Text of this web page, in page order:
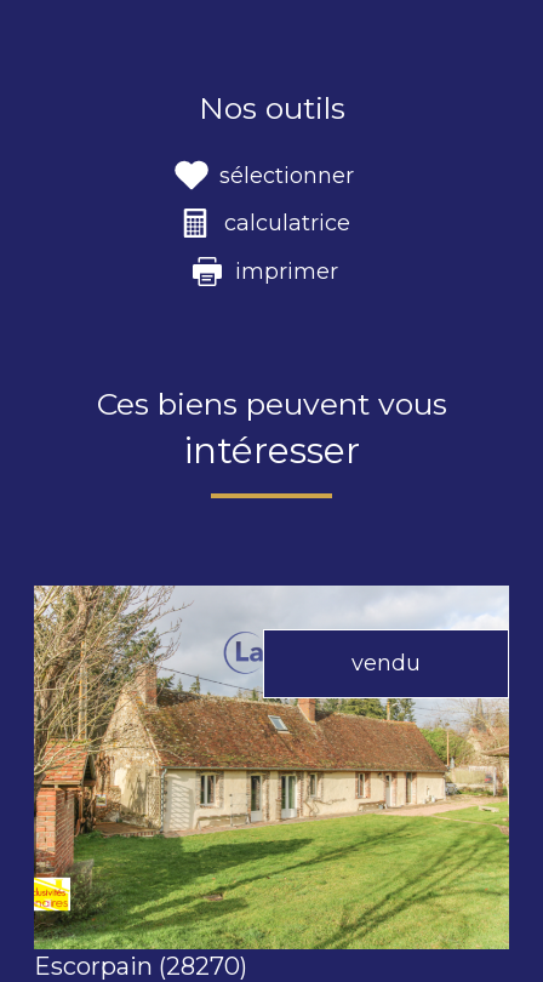
Nos outils
sélectionner
calculatrice
imprimer
Ces biens peuvent vous
intéresser
vendu
voir le bien
Escorpain (28270)